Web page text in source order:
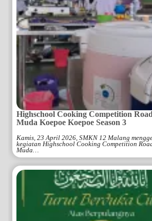
Highschool Cooking Competition
Muda Koepoe Koepoe Season 3
Kamis, 23 April 2026, SMKN 12 Malang
kegiatan Highschool Cooking Competition
Muda…